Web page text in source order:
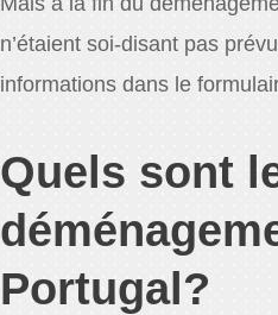
n’étaient soi-disant pas
informations dans le
Quels sont
Portugal?